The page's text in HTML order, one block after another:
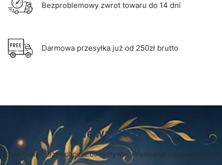
Bezproblemowy zwrot towaru do 14 dni
Darmowa przesyłka już od 250zł brutto
Newsletter
adres e-mail, jeżeli chcesz otrzymywać informacje o nowościach i